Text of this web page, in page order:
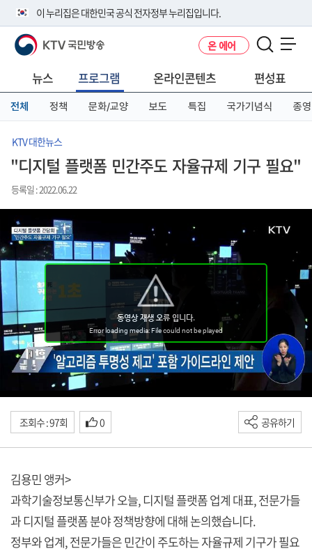
이 누리집은 대한민국 공식 전자정부 누리집입니다.
공식 누리집 주소 확인하기
니다.
이밖에 or.kr 또는 .kr등 다른 도메인 주소를 사용하고 있다면 아래 URL에
서 도메인 주소를 확인해 보세요
KTV 국민방송 온 에어
뉴스 프로그램 온라인콘텐츠 편성표
전체 정책 문화/교양 보도 특집 국가기념식 종영
KTV 대한뉴스
"디지털 플랫폼 민간주도 자율규제 기구 필요"
등록일 : 2022.06.22
조회수 : 97회 0 공유하기
김용민 앵커>
과학기술정보통신부가 오늘, 디지털 플랫폼 업계 대표, 전문가들
과 디지털 플랫폼 분야 정책방향에 대해 논의했습니다.
정부와 업계, 전문가들은 민간이 주도하는 자율규제 기구가 필요